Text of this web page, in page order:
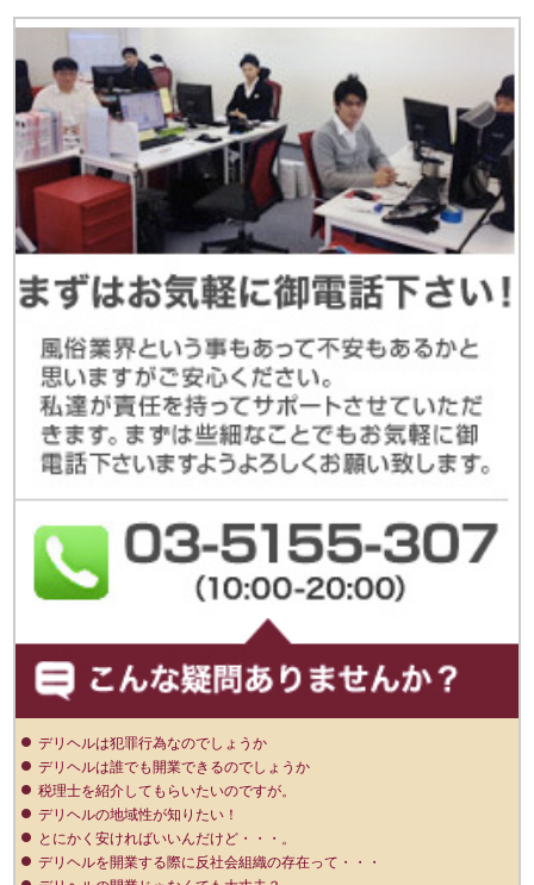
デリヘルは犯罪行為なのでしょうか
デリヘルは誰でも開業できるのでしょうか
税理士を紹介してもらいたいのですが。
デリヘルの地域性が知りたい！
とにかく安ければいいんだけど・・・。
デリヘルを開業する際に反社会組織の存在って・・・